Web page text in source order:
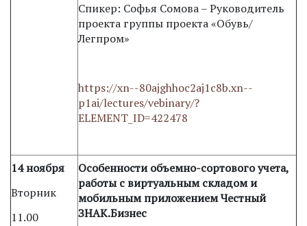
Спикер: Софья Сомова – Руководитель
проекта группы проекта «Обувь/
Легпром»
https://xn--80ajghhoc2aj1c8b.xn--
p1ai/lectures/vebinary/?
ELEMENT_ID=422478
14 ноября
Вторник
11.00
Особенности объемно-сортового учета,
работы с виртуальным складом и
мобильным приложением Честный
ЗНАК.Бизнес